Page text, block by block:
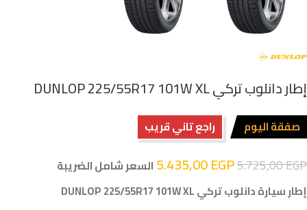
إطار دانلوب تركي DUNLOP 225/55R17 101W XL
صفقة اليوم راجع تاني قريب
5.725,00EGP
5.435,00EGP
السعر شامل الضريبة
إطار سيارة دانلوب تركي DUNLOP 225/55R17 101W XL